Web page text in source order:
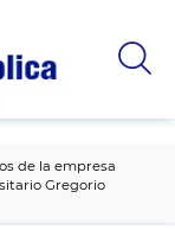
de la empresa
Gregorio